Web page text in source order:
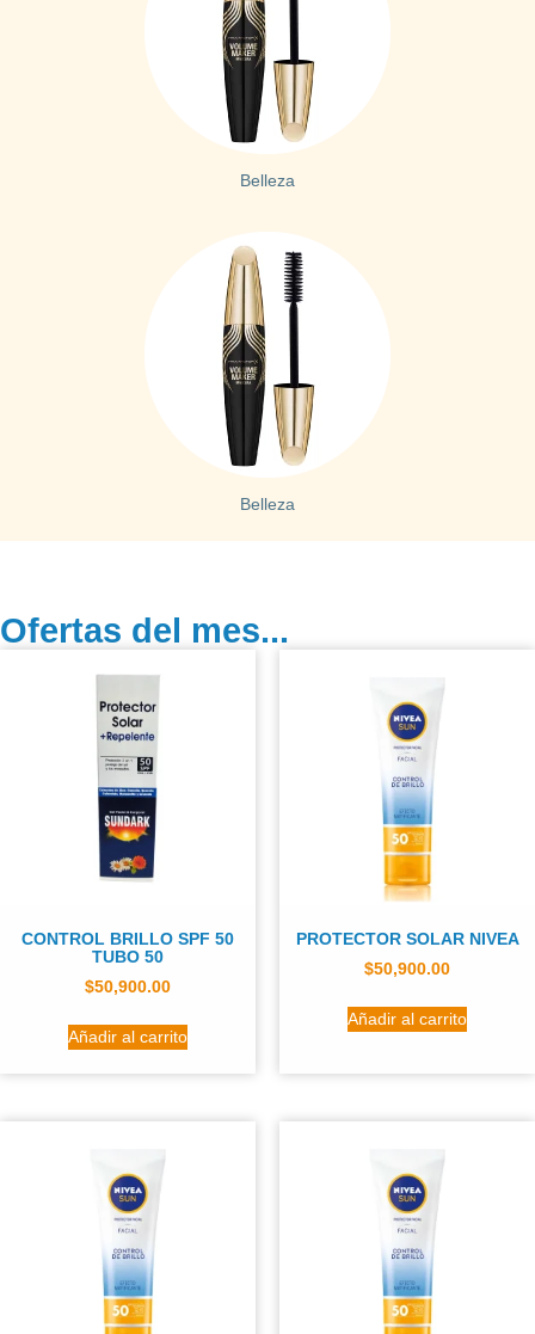
Belleza
Belleza
Ofertas del mes...
CONTROL BRILLO SPF 50
TUBO 50
$50,900.00
Añadir al carrito
PROTECTOR SOLAR NIVEA
$50,900.00
Añadir al carrito